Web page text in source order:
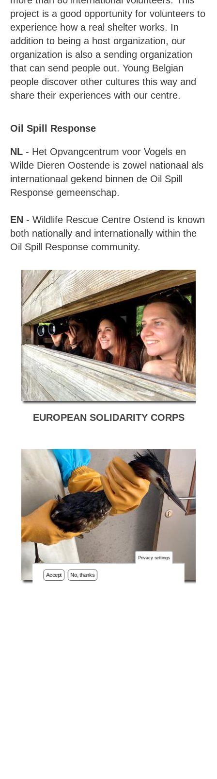
project is a good opportunity for volunteers to
experience how a real shelter works. In
addition to being a host organization, our
organization is also a sending organization
that can send people out. Young Belgian
people discover other cultures this way and
share their experiences with our centre.
Oil Spill Response
NL - Het Opvangcentrum voor Vogels en
Wilde Dieren Oostende is zowel nationaal als
internationaal gekend binnen de Oil Spill
Response gemeenschap.
EN - Wildlife Rescue Centre Ostend is known
both nationally and internationally within the
Oil Spill Response community.
EUROPEAN SOLIDARITY CORPS
Privacy settings
Accept No, thanks